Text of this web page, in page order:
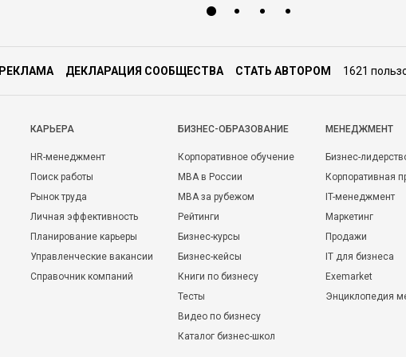
РЕКЛАМА ДЕКЛАРАЦИЯ СООБЩЕСТВА СТАТЬ АВТОРОМ 1621
КАРЬЕРА
HR-менеджмент
Поиск работы
Рынок труда
Личная эффективность
Планирование карьеры
Управленческие вакансии
Справочник компаний
БИЗНЕС-ОБРАЗОВАНИЕ
Корпоративное обучение
MBA в России
MBA за рубежом
Рейтинги
Бизнес-курсы
Бизнес-кейсы
Книги по бизнесу
Тесты
Видео по бизнесу
Каталог бизнес-школ
МЕНЕДЖМЕНТ
Бизнес-
Корпоративная
IT-менеджмент
Маркетинг
Продажи
IT для бизнеса
Exemarket
Энциклопедия